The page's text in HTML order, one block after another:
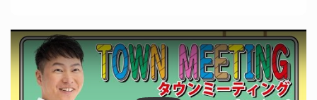
zai.net/magazine/t...★株式会社ContextJapan
様が運営するWebメディア「料金相場.jp」で掲
載されました！https://context-japan.co.jp/ryoki
n/sy...
「教えていけいさん！タウンミーティング」全7
回予定
・・・・・・・・・・・・・・・・・・・・・・・・
★チャンネル登録はこちら 年金・社会保険等に